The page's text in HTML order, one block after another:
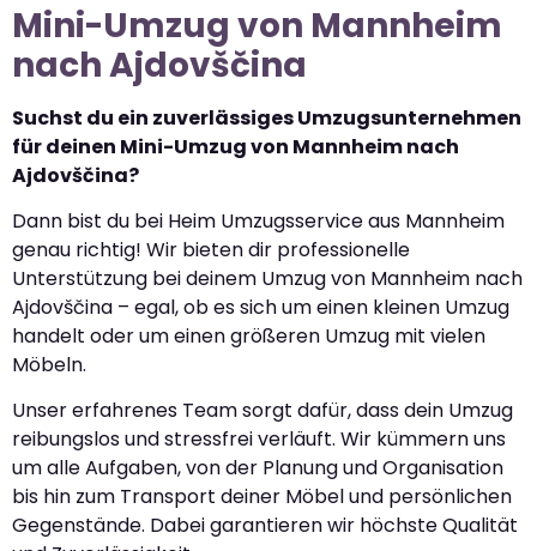
Mini-Umzug von Mannheim
nach Ajdovščina
Suchst du ein zuverlässiges Umzugsunternehmen
für deinen Mini-Umzug von Mannheim nach
Ajdovščina?
Dann bist du bei Heim Umzugsservice aus Mannheim
genau richtig! Wir bieten dir professionelle
Unterstützung bei deinem Umzug von Mannheim nach
Ajdovščina – egal, ob es sich um einen kleinen Umzug
handelt oder um einen größeren Umzug mit vielen
Möbeln.
Unser erfahrenes Team sorgt dafür, dass dein Umzug
reibungslos und stressfrei verläuft. Wir kümmern uns
um alle Aufgaben, von der Planung und Organisation
bis hin zum Transport deiner Möbel und persönlichen
Gegenstände. Dabei garantieren wir höchste Qualität